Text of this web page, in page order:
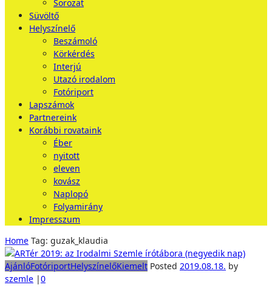
Sorozat
Süvöltő
Helyszínelő
Beszámoló
Körkérdés
Interjú
Utazó irodalom
Fotóriport
Lapszámok
Partnereink
Korábbi rovataink
Éber
nyitott
eleven
kovász
Naplopó
Folyamirány
Impresszum
Home Tag: guzak_klaudia
AjánlóFotóriportHelyszínelőKiemelt Posted 2019.08.18. by
szemle |0